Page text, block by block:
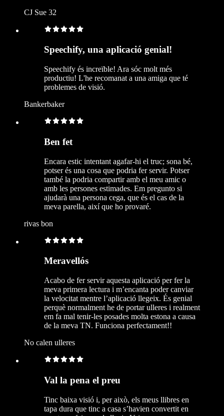
CJ Sue 32
Speechify, una aplicació genial!
Speechify és increïble! Ara sóc molt més
productiu! L'he recomanat a una amiga que té
problemes de visió.
Bankerbaker
Ben fet
Encara estic intentant agafar-hi el truc; sona bé,
potser és una cosa que podria fer servir. Potser
també la podria compartir amb el meu amic o
amb les persones estimades. Em pregunto si
ajudarà una persona cega, que és el cas de la
meva parella, així que ho provaré.
rivas bon
Meravellós
Acabo de fer servir aquesta aplicació per fer la
meva primera lectura i m’encanta poder canviar
la velocitat mentre l’aplicació llegeix. És genial
perquè normalment he de portar ulleres i realment
em fa mal tenir-les posades molta estona a causa
de la meva TN. Funciona perfectament!!
No calen ulleres
Val la pena el preu
Tinc baixa visió i, per això, els meus llibres en
tapa dura que tinc a casa s’havien convertit en